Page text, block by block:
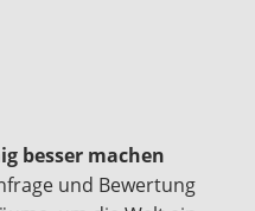
besser machen
und Bewertung